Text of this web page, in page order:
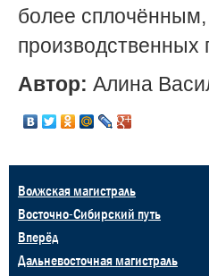
более
производственных
Автор: Алина
Волжская магистраль
Восточно-Сибирский путь
Вперёд
Дальневосточная магистраль